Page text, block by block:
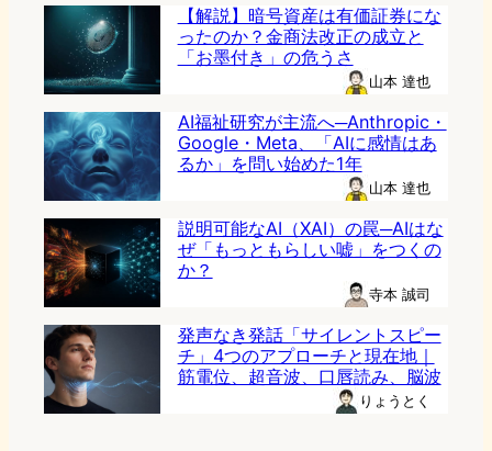
【解説】暗号資産は有価証券にな
ったのか？金商法改正の成立と
「お墨付き」の危うさ
山本 達也
AI福祉研究が主流へ─Anthropic・
Google・Meta、「AIに感情はあ
るか」を問い始めた1年
山本 達也
説明可能なAI（XAI）の罠─AIはな
ぜ「もっともらしい嘘」をつくの
か？
寺本 誠司
発声なき発話「サイレントスピー
チ」4つのアプローチと現在地｜
筋電位、超音波、口唇読み、脳波
りょうとく